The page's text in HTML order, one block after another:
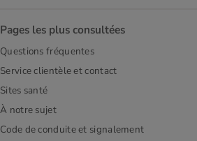
Pages les plus consultées
Questions fréquentes
Service clientèle et contact
Sites santé
À notre sujet
Code de conduite et signalement